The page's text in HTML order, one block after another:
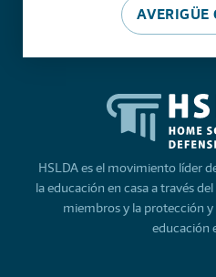
AVERIGÜE
HSLDA es el movimiento líder
la educación en casa a través
miembros y la protección
educación